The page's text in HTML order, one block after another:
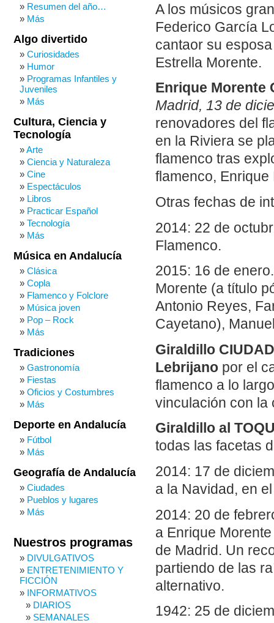
A los músicos
Federico García
cantaor su
Estrella Morente.
Enrique Morente
Madrid, 13 de
renovadores del
en la Riviera se
flamenco tras
flamenco,
Otras fechas de
2014: 22 de
Flamenco.
2015: 16 de
Morente (a título
Antonio Reyes,
Cayetano),
Giraldillo
Lebrijano por el
flamenco a lo
vinculación con la
Giraldillo al
todas las facetas
2014: 17 de
a la Navidad, en
2014: 20 de
a Enrique
de Madrid. Un
partiendo de las
alternativo.
1942: 25 de
Resumen del año…
Más
Algo divertido
Curiosidades
Humor
Programas Infantiles y
Juveniles
Más
Cultura, Ciencia y
Tecnología
Arte
Ciencia y Naturaleza
Cine
Espectáculos
Libros
Practicar Español
Tecnología
Más
Música en Andalucía
Clásica
Copla
Flamenco y Folclore
Música joven
Pop – Rock
Más
Tradiciones
Gastronomía
Fiestas
Oficios y Costumbres
Más
Deporte en Andalucía
Fútbol
Más
Geografía de Andalucía
Ciudades
Pueblos y lugares
Más
Nuestros programas
DIVULGATIVOS
ENTRETENIMIENTO Y
FICCIÓN
INFORMATIVOS
DIARIOS
SEMANALES